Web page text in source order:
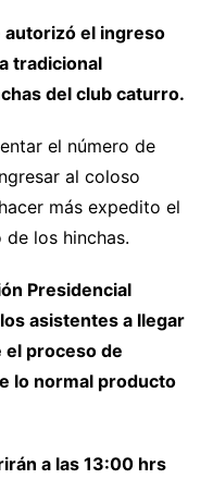
autorizó el ingreso
tradicional
del club caturro.
el número de
al coloso
más expedito el
los hinchas.
Presidencial
asistentes a llegar
proceso de
lo normal producto
a las 13:00 hrs